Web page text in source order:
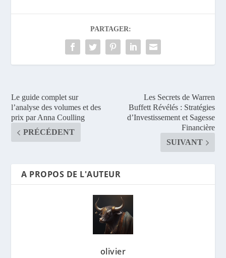
PARTAGER:
Le guide complet sur
l’analyse des volumes et des
prix par Anna Coulling
PRÉCÉDENT
Les Secrets de Warren
Buffett Révélés : Stratégies
d’Investissement et Sagesse
Financière
SUIVANT
A PROPOS DE L'AUTEUR
olivier